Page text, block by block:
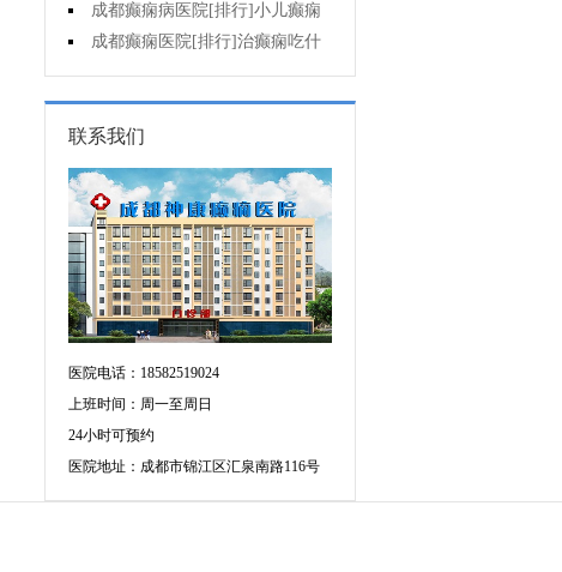
住院治疗吗?
成都癫痫病医院[排行]小儿癫痫
要做好哪些预防?
成都癫痫医院[排行]治癫痫吃什
么药好呢?
联系我们
医院电话：18582519024
上班时间：周一至周日
24小时可预约
医院地址：成都市锦江区汇泉南路116号